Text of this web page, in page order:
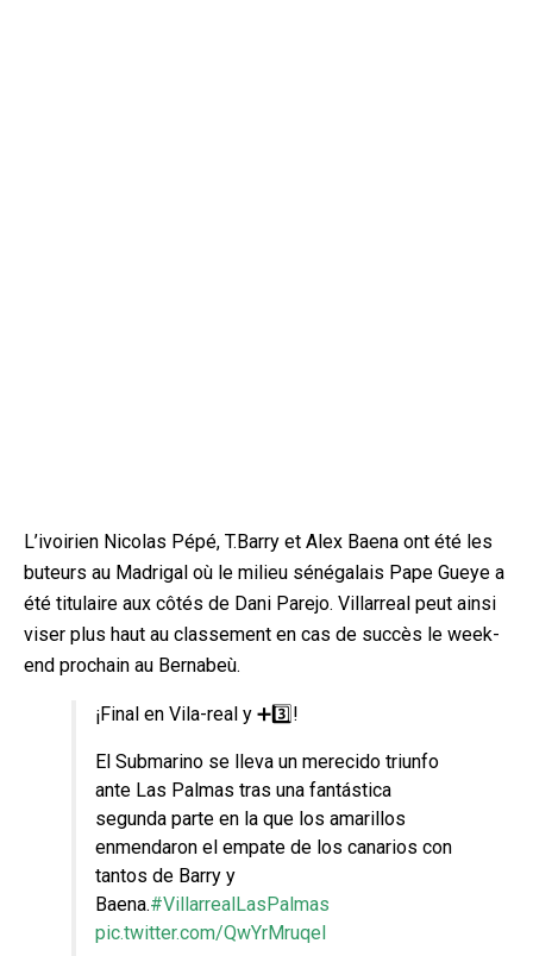
L’ivoirien Nicolas Pépé, T.Barry et Alex Baena ont été les
buteurs au Madrigal où le milieu sénégalais Pape Gueye a
été titulaire aux côtés de Dani Parejo. Villarreal peut ainsi
viser plus haut au classement en cas de succès le week-
end prochain au Bernabeù.
¡Final en Vila-real y ➕3️⃣!
El Submarino se lleva un merecido triunfo
ante Las Palmas tras una fantástica
segunda parte en la que los amarillos
enmendaron el empate de los canarios con
tantos de Barry y
Baena.#VillarrealLasPalmas
pic.twitter.com/QwYrMruqeI